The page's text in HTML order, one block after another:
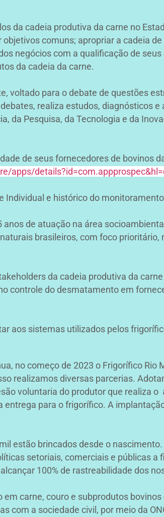
da cadeia produtiva da carne no
comuns; apropriar a cadeia
negócios com a qualificação de
da cadeia da carne.
voltado para o debate de questões
realiza estudos, diagnósticos e
da Pesquisa, da Tecnologia e da
de seus fornecedores de bovinos
apps/
Individual e histórico do
de atuação na área
brasileiros, com foco prioritário,
da cadeia produtiva da carne
controle do desmatamento em
aos sistemas utilizados pelos
nocomeço de 2023 o Frigorífico Rio
realizamos diversas parcerias.
voluntaria do produtor que realiza
entrega para o frigorífico. A
estão brincados desde o nascimento.
setoriais, comerciais e públicas a
100% de rastreabilidade dos
carne, couro e subprodutos bovinos
com a sociedade civil, por meio da